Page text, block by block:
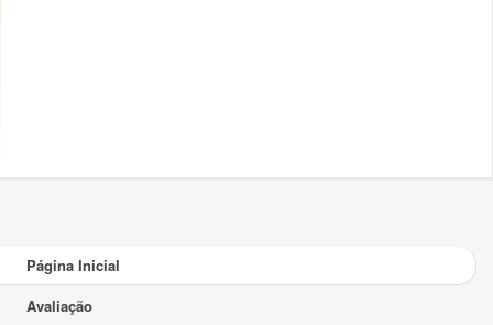
Página Inicial
Avaliação